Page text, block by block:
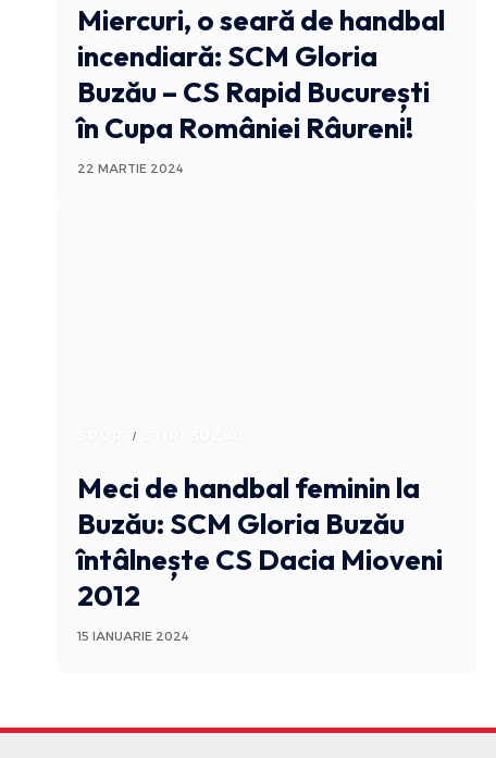
Miercuri, o seară de handbal
incendiară: SCM Gloria
Buzău – CS Rapid București
în Cupa României Râureni!
22 MARTIE 2024
SPORT
Meci de handbal feminin la
Buzău: SCM Gloria Buzău
întâlnește CS Dacia Mioveni
2012
15 IANUARIE 2024